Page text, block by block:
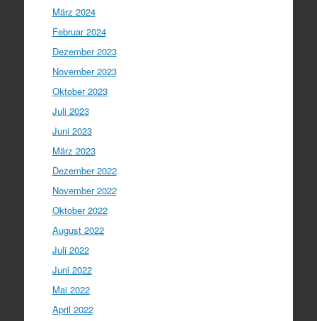
März 2024
Februar 2024
Dezember 2023
November 2023
Oktober 2023
Juli 2023
Juni 2023
März 2023
Dezember 2022
November 2022
Oktober 2022
August 2022
Juli 2022
Juni 2022
Mai 2022
April 2022